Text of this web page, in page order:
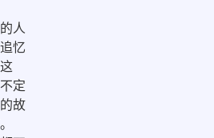
人
忆
定
故